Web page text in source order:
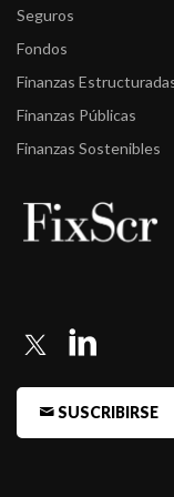
portafolio de ...
-FIX revisó las
Argentinas
Seguros
Fondos
Finanzas
Finanzas Públicas
Finanzas Sostenibles
SUSCRIBIRSE